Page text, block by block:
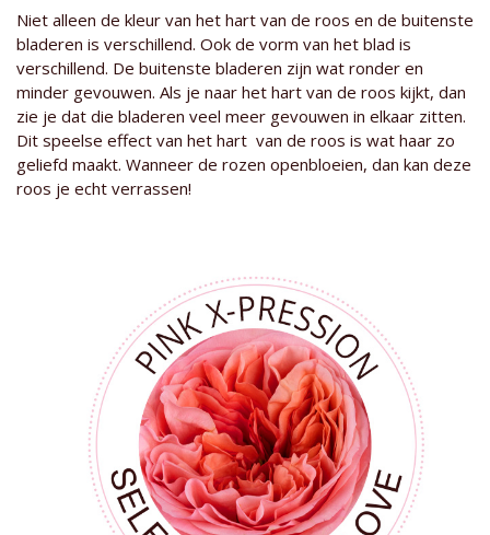
Niet alleen de kleur van het hart van de roos en de buitenste
bladeren is verschillend. Ook de vorm van het blad is
verschillend. De buitenste bladeren zijn wat ronder en
minder gevouwen. Als je naar het hart van de roos kijkt, dan
zie je dat die bladeren veel meer gevouwen in elkaar zitten.
Dit speelse effect van het hart van de roos is wat haar zo
geliefd maakt. Wanneer de rozen openbloeien, dan kan deze
roos je echt verrassen!